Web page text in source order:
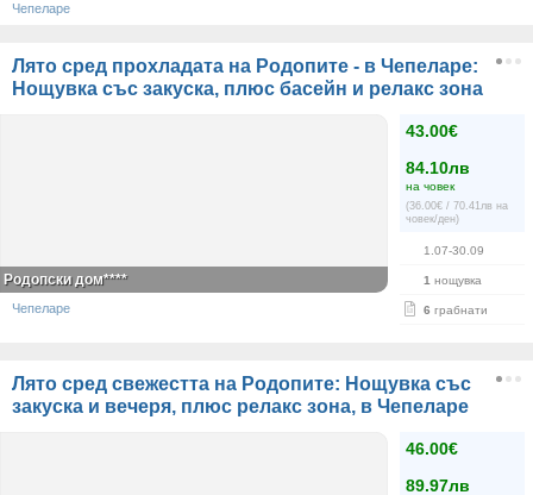
Чепеларе
Лято сред прохладата на Родопите - в Чепеларе:
Нощувка със закуска, плюс басейн и релакс зона
43.00€
84.10лв
на човек
(36.00€ / 70.41лв на
човек/ден)
1.07-30.09
1 нощувка
6 грабнати
Родопски дом****
Чепеларе
Лято сред свежестта на Родопите: Нощувка със
закуска и вечеря, плюс релакс зона, в Чепеларе
46.00€
89.97лв